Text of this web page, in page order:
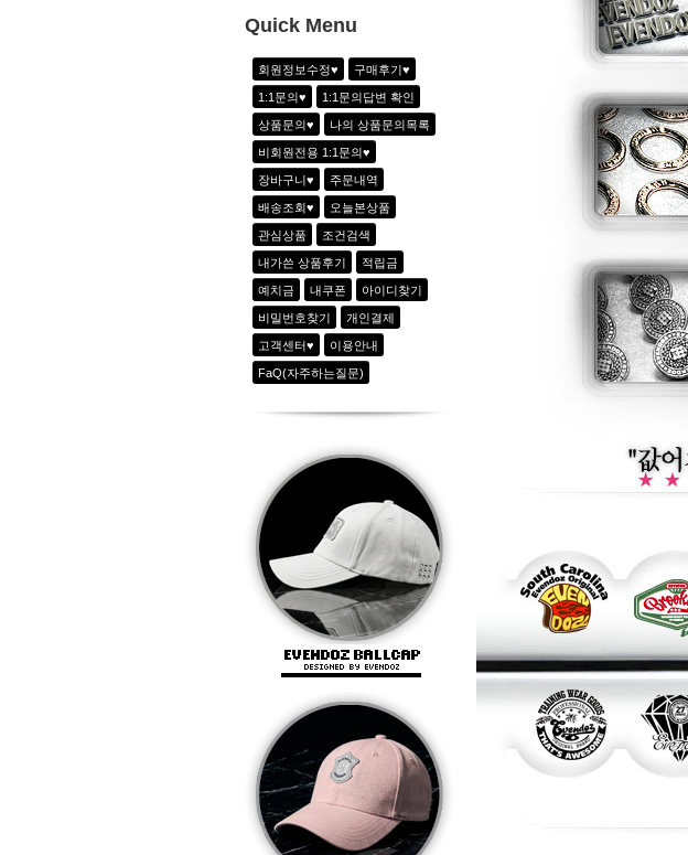
3 레트로 크랙 그래픽 Tee_2color
4 비비드 핑크 배색카라티_화이트
5 그래피티 힙스터 Tee_2color
6 애플커브 포켓_스커트_3color
7 로고 립테크 팬츠_머스타드
Quick Menu
회원정보수정♥ 구매후기♥
1:1문의♥ 1:1문의답변 확인
상품문의♥ 나의 상품문의목록
비회원전용 1:1문의♥
장바구니♥ 주문내역
배송조회♥ 오늘본상품
관심상품 조건검색
내가쓴 상품후기 적립금
예치금 내쿠폰 아이디찾기
비밀번호찾기 개인결제
고객센터♥ 이용안내
FaQ(자주하는질문)